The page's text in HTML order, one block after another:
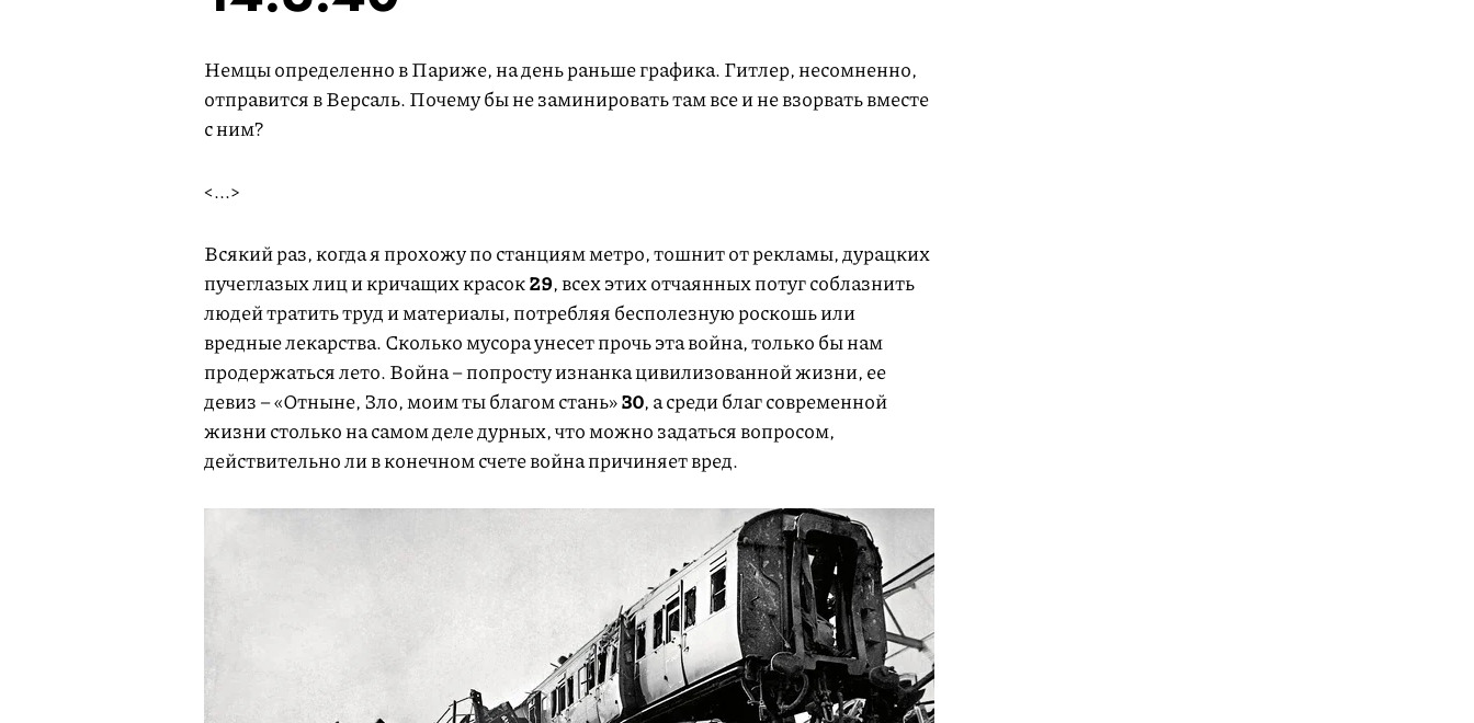
Немцы определенно в Париже, на день раньше графика. Гитлер, несомненно,
отправится в Версаль. Почему бы не заминировать там все и не взорвать вместе
с ним?
<...>
Всякий раз, когда я прохожу по станциям метро, тошнит от рекламы, дурацких
пучеглазых лиц и кричащих красок29, всех этих отчаянных потуг соблазнить
людей тратить труд и материалы, потребляя бесполезную роскошь или
вредные лекарства. Сколько мусора унесет прочь эта война, только бы нам
продержаться лето. Война – попросту изнанка цивилизованной жизни, ее
девиз – «Отныне, Зло, моим ты благом стань»30, а среди благ современной
жизни столько на самом деле дурных, что можно задаться вопросом,
действительно ли в конечном счете война причиняет вред.